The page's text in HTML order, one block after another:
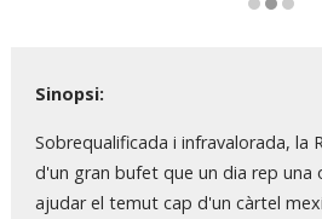
Sinopsi:
Sobrequalificada i infravalorada, la
d'un gran bufet que un dia rep una
ajudar el temut cap d'un càrtel